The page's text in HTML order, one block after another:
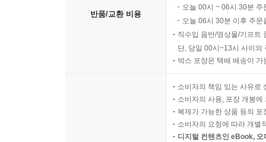
반품/교환 비용
오늘 00시 ~ 06시 30분
오늘 06시 30분 이후 주
직수입 음반/영상물/기프트
단, 당일 00시~13시 사이의
박스 포장은 택배 배송이
소비자의 책임 있는 사유로
소비자의 사용, 포장 개봉
복제가 가능한 상품 등의
소비자의 요청에 따라 개별
디지털 컨텐츠인 eBook,